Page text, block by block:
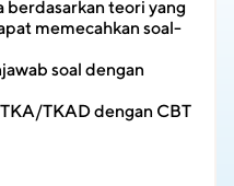
berdasarkan teori yang
memecahkan soal-
soal dengan